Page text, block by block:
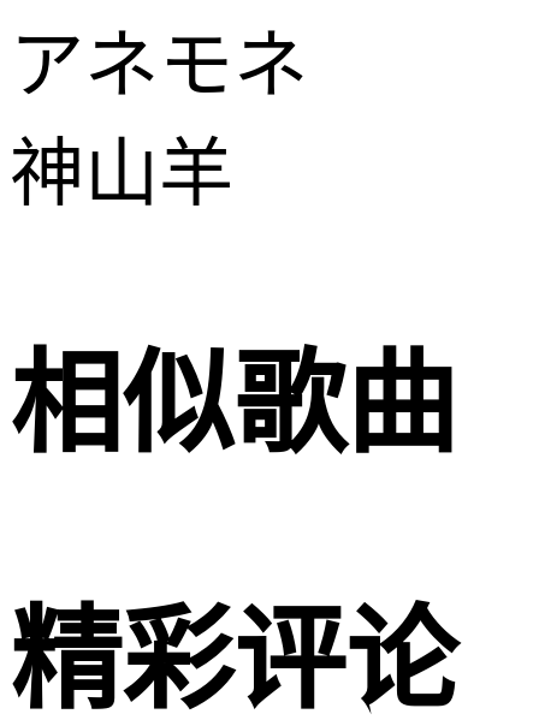
アネモネ
神山羊
相似歌曲
精彩评论